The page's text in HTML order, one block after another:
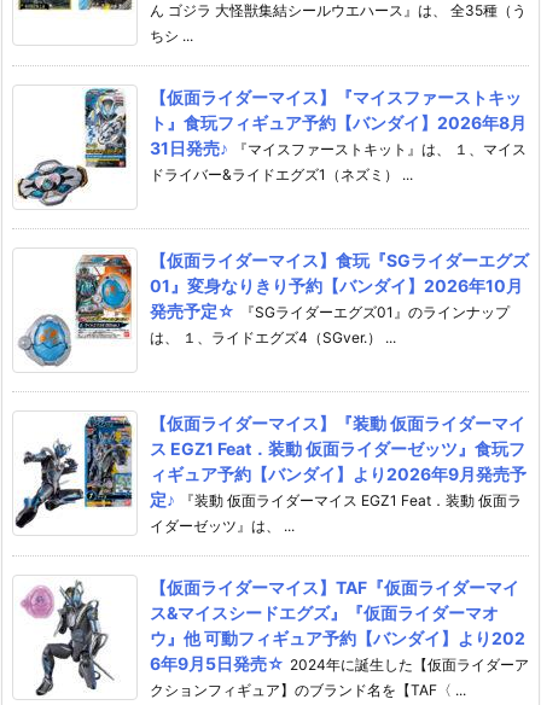
ん ゴジラ 大怪獣集結シールウエハース』は、 全35種（う
ちシ ...
【仮面ライダーマイス】『マイスファーストキッ
ト』食玩フィギュア予約【バンダイ】2026年8月
31日発売♪
『マイスファーストキット』は、 １、マイス
ドライバー&ライドエグズ1（ネズミ） ...
【仮面ライダーマイス】食玩『SGライダーエグズ
01』変身なりきり予約【バンダイ】2026年10月
発売予定☆
『SGライダーエグズ01』のラインナップ
は、 １、ライドエグズ4（SGver.） ...
【仮面ライダーマイス】『装動 仮面ライダーマイ
ス EGZ1 Feat．装動 仮面ライダーゼッツ』食玩フ
ィギュア予約【バンダイ】より2026年9月発売予
定♪
『装動 仮面ライダーマイス EGZ1 Feat．装動 仮面ラ
イダーゼッツ』は、 ...
【仮面ライダーマイス】TAF『仮面ライダーマイ
ス&マイスシードエグズ』『仮面ライダーマオ
ウ』他 可動フィギュア予約【バンダイ】より202
6年9月5日発売☆ 2024年に誕生した【仮面ライダーア
クションフィギュア】のブランド名を【TAF〈 ...